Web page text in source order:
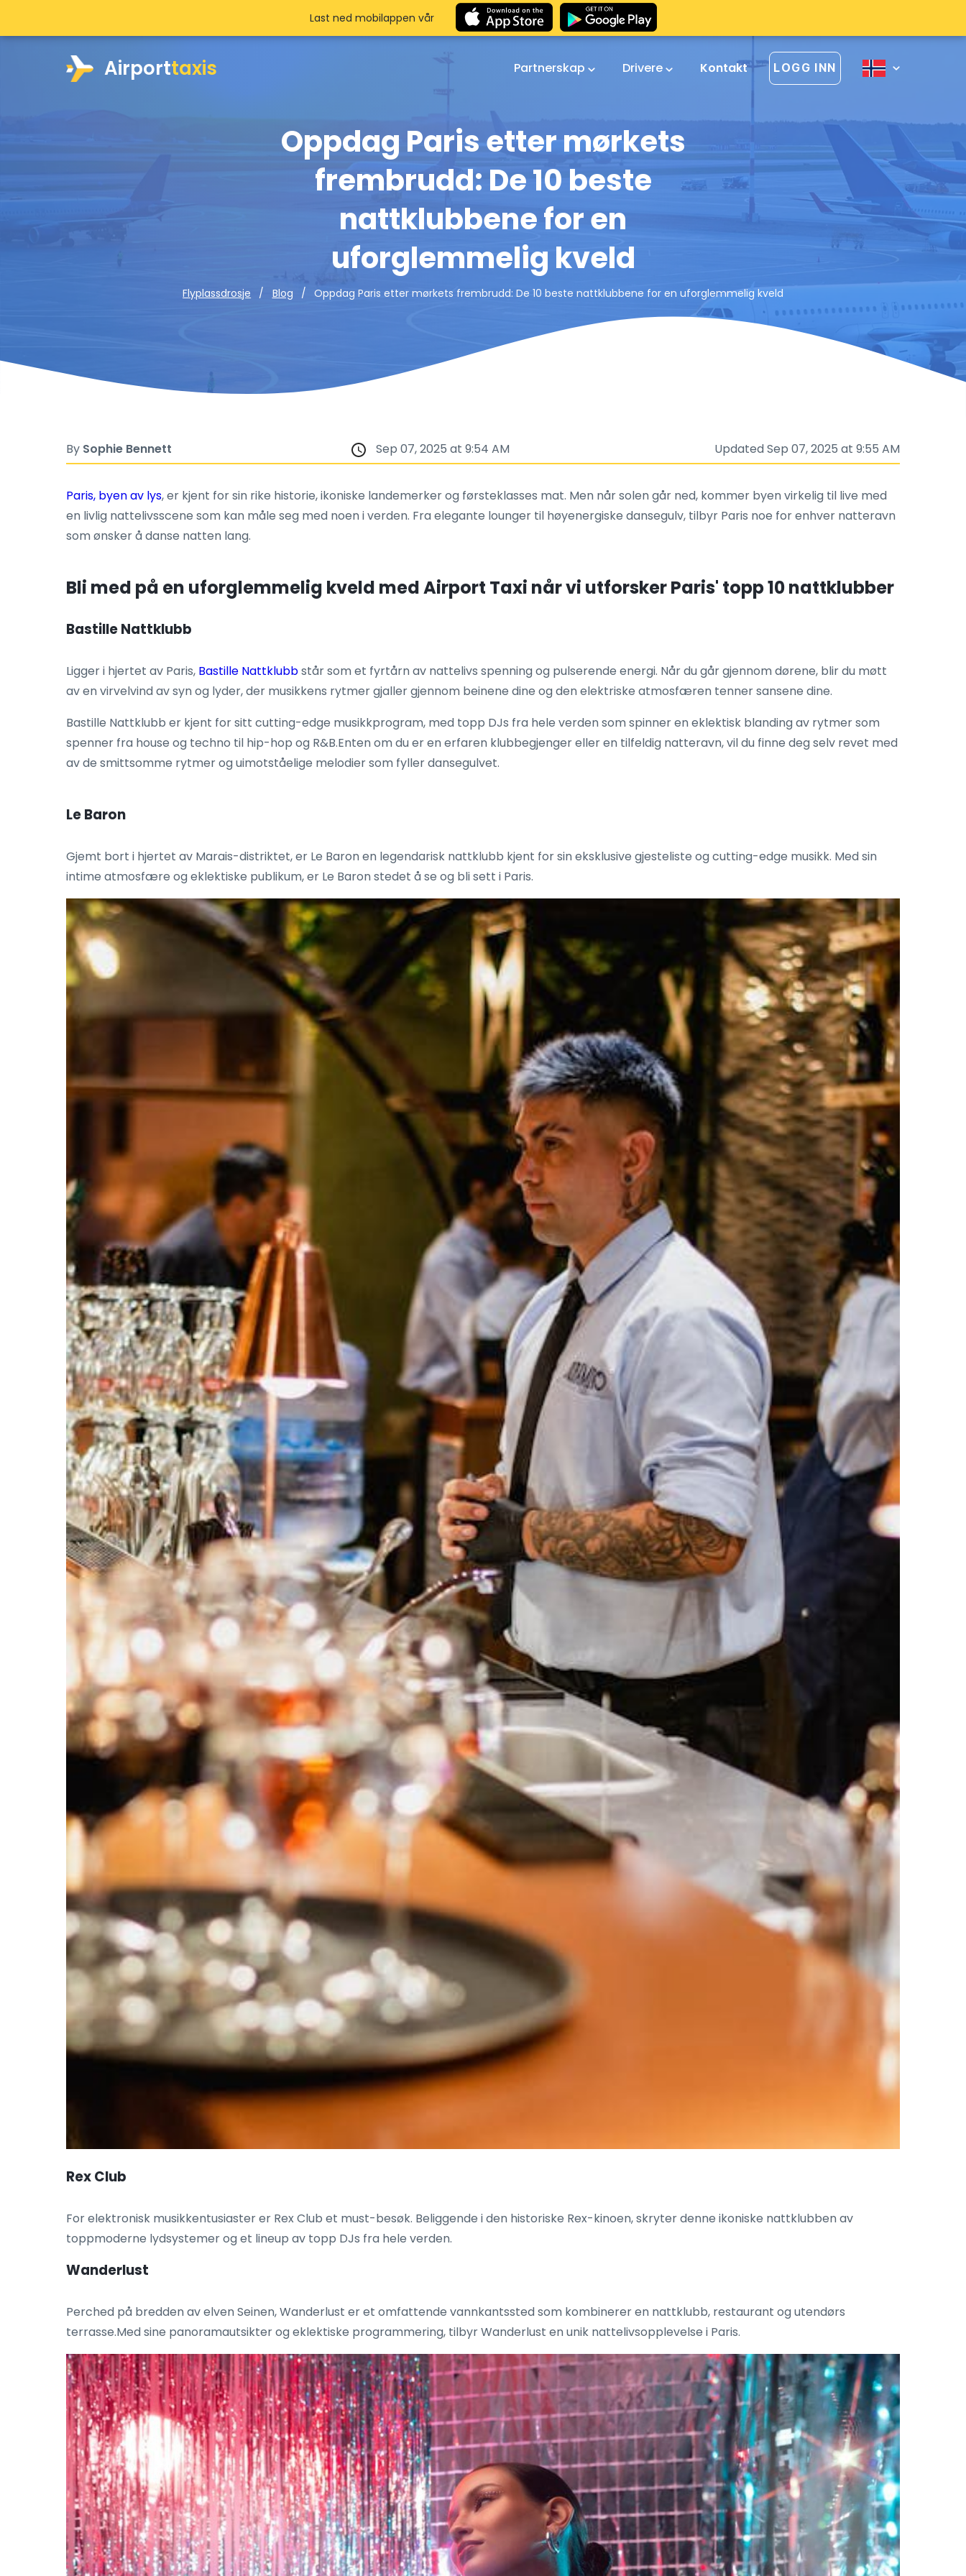
Airporttaxis Partnerskap Drivere Kontakt LOGG INN
Oppdag Paris etter mørkets
frembrudd: De 10 beste
nattklubbene for en
uforglemmelig kveld
Flyplassdrosje Blog Oppdag Paris etter mørkets frembrudd: De 10 beste nattklubbene for en uforglemmelig kveld
Last ned mobilappen vår
By Sophie Bennett Sep 07, 2025 at 9:54 AM Updated Sep 07, 2025 at 9:55 AM
Paris, byen av lys, er kjent for sin rike historie, ikoniske landemerker og førsteklasses mat. Men når solen går ned, kommer byen virkelig til live med
en livlig nattelivsscene som kan måle seg med noen i verden. Fra elegante lounger til høyenergiske dansegulv, tilbyr Paris noe for enhver natteravn
som ønsker å danse natten lang.
Bli med på en uforglemmelig kveld med Airport Taxi når vi utforsker Paris' topp 10 nattklubber
Bastille Nattklubb
Ligger i hjertet av Paris, Bastille Nattklubbstår som et fyrtårn av nattelivs spenning og pulserende energi. Når du går gjennom dørene, blir du møtt
av en virvelvind av syn og lyder, der musikkens rytmer gjaller gjennom beinene dine og den elektriske atmosfæren tenner sansene dine.
Bastille Nattklubb er kjent for sitt cutting-edge musikkprogram, med topp DJs fra hele verden som spinner en eklektisk blanding av rytmer som
spenner fra house og techno til hip-hop og R&B.Enten om du er en erfaren klubbegjenger eller en tilfeldig natteravn, vil du finne deg selv revet med
av de smittsomme rytmer og uimotståelige melodier som fyller dansegulvet.
Le Baron
Gjemt bort i hjertet av Marais-distriktet, er Le Baron en legendarisk nattklubb kjent for sin eksklusive gjesteliste og cutting-edge musikk. Med sin
intime atmosfære og eklektiske publikum, er Le Baron stedet å se og bli sett i Paris.
Rex Club
For elektronisk musikkentusiaster er Rex Club et must-besøk. Beliggende i den historiske Rex-kinoen, skryter denne ikoniske nattklubben av
toppmoderne lydsystemer og et lineup av topp DJs fra hele verden.
Wanderlust
Perched på bredden av elven Seinen, Wanderlust er et omfattende vannkantssted som kombinerer en nattklubb, restaurant og utendørs
terrasse.Med sine panoramautsikter og eklektiske programmering, tilbyr Wanderlust en unik nattelivsopplevelse i Paris.